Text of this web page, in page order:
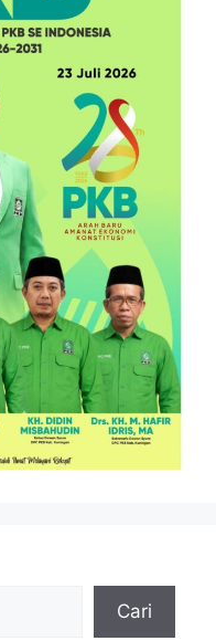
Cari